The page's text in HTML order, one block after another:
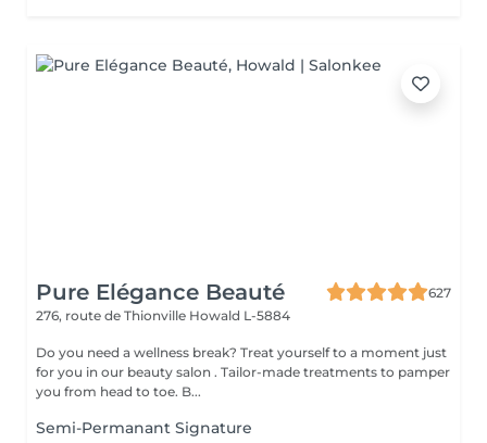
Pure Elégance Beauté
627
276, route de Thionville Howald L-5884
Do you need a wellness break? Treat yourself to a moment just
for you in our beauty salon . Tailor-made treatments to pamper
you from head to toe. B...
Semi-Permanant Signature